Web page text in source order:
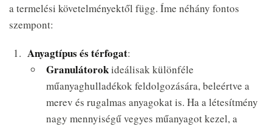
a termelési követelményektől függ. Íme néhány fontos
szempont:
Anyagtípus és térfogat:
Granulátorokideálisak különféle
műanyaghulladékok feldolgozására, beleértve a
merev és rugalmas anyagokat is. Ha a létesítmény
nagy mennyiségű vegyes műanyagot kezel, a